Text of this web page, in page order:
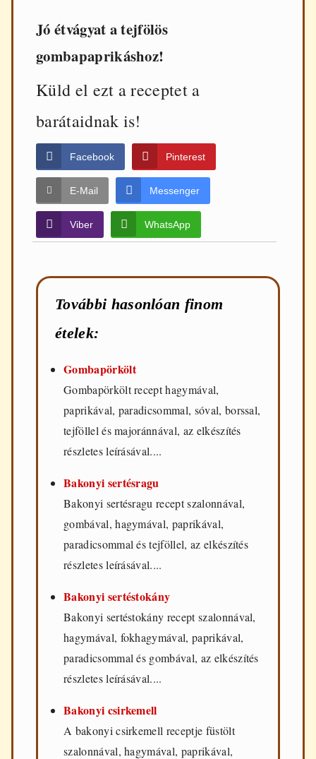
Jó étvágyat a tejfölös
gombapaprikáshoz!
Küld el ezt a receptet a
barátaidnak is!
Facebook Pinterest
E-Mail Messenger
Viber WhatsApp
További hasonlóan finom
ételek:
Gombapörkölt
Gombapörkölt recept hagymával,
paprikával, paradicsommal, sóval, borssal,
tejföllel és majoránnával, az elkészítés
részletes leírásával....
Bakonyi sertésragu
Bakonyi sertésragu recept szalonnával,
gombával, hagymával, paprikával,
paradicsommal és tejföllel, az elkészítés
részletes leírásával....
Bakonyi sertéstokány
Bakonyi sertéstokány recept szalonnával,
hagymával, fokhagymával, paprikával,
paradicsommal és gombával, az elkészítés
részletes leírásával....
Bakonyi csirkemell
A bakonyi csirkemell receptje füstölt
szalonnával, hagymával, paprikával,